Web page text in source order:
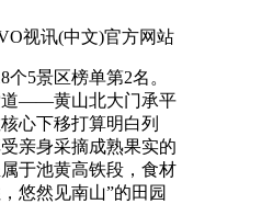
视讯(中文)官方网站
5景区榜单第2名。
道——黄山北大门承平
心下移打算明白列
亲身采摘成熟果实的
于池黄高铁段，食材
悠然见南山”的田园